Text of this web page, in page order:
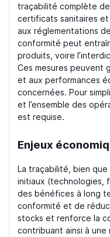
traçabilité complète
certificats sanitaires
aux réglementations
conformité peut
produits, voire
Ces mesures peuvent
et aux performances
concernées. Pour
et l’ensemble des
est requise.
Enjeux
La traçabilité, bien
initiaux (technologies,
des bénéfices à long
conformité et de
stocks et renforce la
contribuant ainsi à